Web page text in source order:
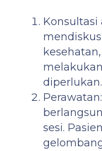
Konsultasi
diperlukan.
sesi.